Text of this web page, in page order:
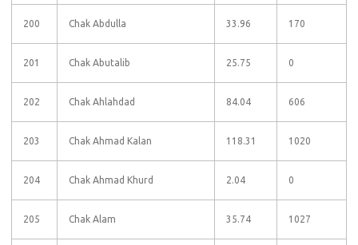
200 Chak Abdulla 33.96 170
201 Chak Abutalib 25.75 0
202 Chak Ahlahdad 84.04 606
203 Chak Ahmad Kalan 118.31 1020
204 Chak Ahmad Khurd 2.04 0
205 Chak Alam 35.74 1027